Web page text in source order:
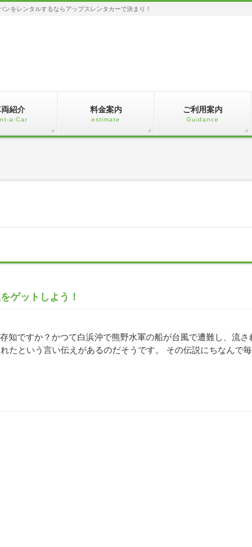
をレンタルするならアップスレンタカーで決まり！
紹介
a-Car
料金案内
estimate
ご利用案内
Guidance
ゲットしよう！
知ですか？かつて白浜沖で熊野水軍の船が台風で遭難し、流さ
たという言い伝えがあるのだそうです。 その伝説にちなんで